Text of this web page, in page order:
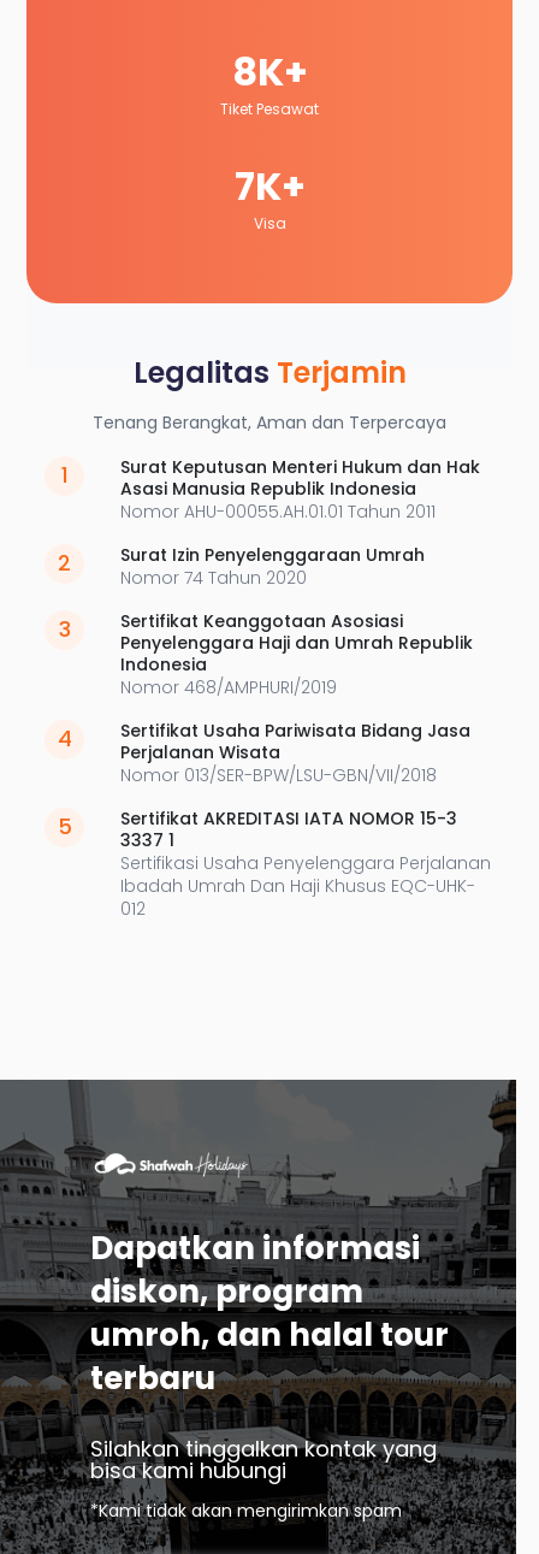
8K+
Tiket Pesawat
7K+
Visa
Legalitas Terjamin
Tenang Berangkat, Aman dan Terpercaya
1
Surat Keputusan Menteri Hukum dan Hak
Asasi Manusia Republik Indonesia
Nomor AHU-00055.AH.01.01 Tahun 2011
2
Surat Izin Penyelenggaraan Umrah
Nomor 74 Tahun 2020
3
Sertifikat Keanggotaan Asosiasi
Penyelenggara Haji dan Umrah Republik
Indonesia
Nomor 468/AMPHURI/2019
4
Sertifikat Usaha Pariwisata Bidang Jasa
Perjalanan Wisata
Nomor 013/SER-BPW/LSU-GBN/VII/2018
5
Sertifikat AKREDITASI IATA NOMOR 15-3
3337 1
Sertifikasi Usaha Penyelenggara Perjalanan
Ibadah Umrah Dan Haji Khusus EQC-UHK-
012
Dapatkan informasi
diskon, program
umroh, dan halal tour
terbaru
Silahkan tinggalkan kontak yang
bisa kami hubungi
*Kami tidak akan mengirimkan spam